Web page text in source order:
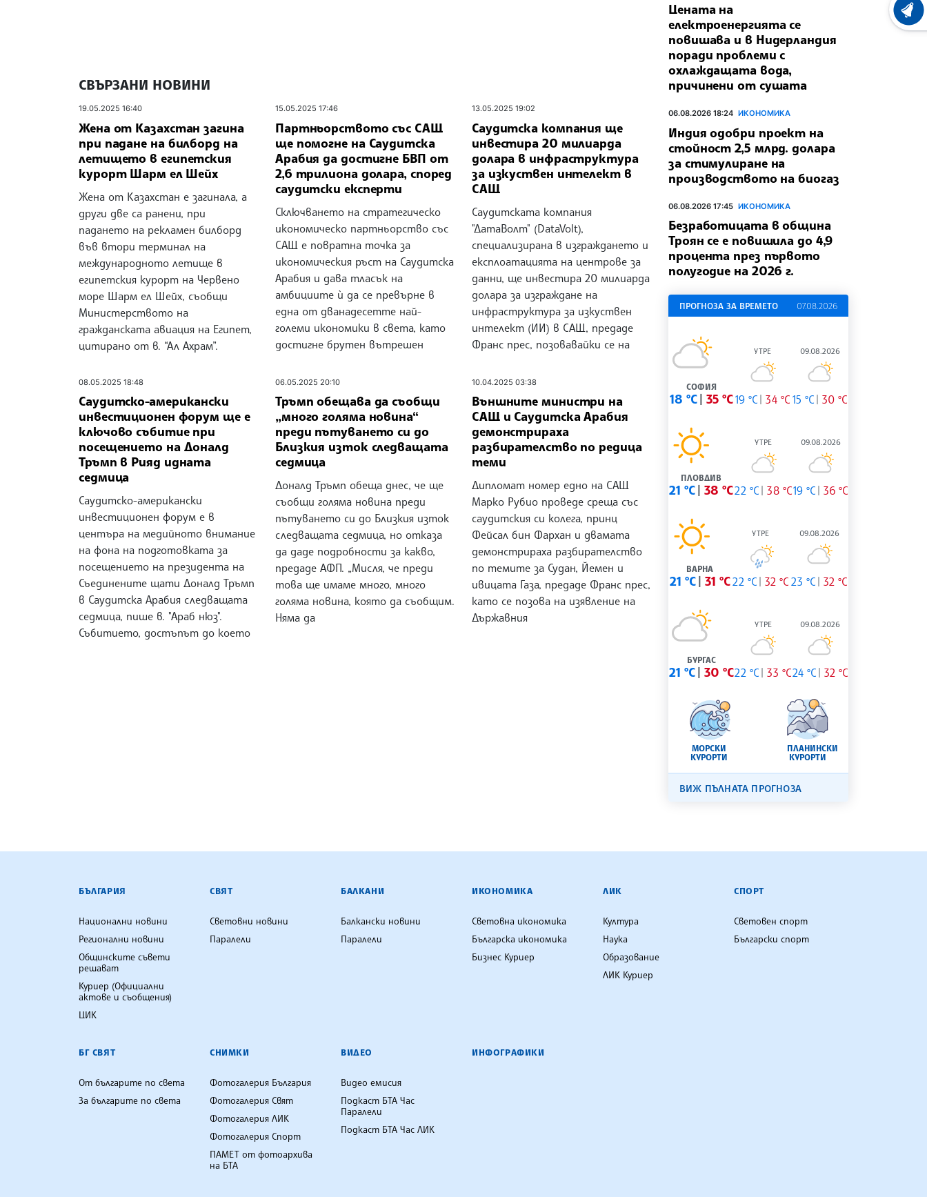
СВЪРЗАНИ НОВИНИ
19.05.2025 16:40
Жена от Казахстан загина
при падане на билборд на
летището в египетския
курорт Шарм ел Шейх
Жена от Казахстан е загинала, а
други две са ранени, при
падането на рекламен билборд
във втори терминал на
международното летище в
египетския курорт на Червено
море Шарм ел Шейх, съобщи
Министерството на
гражданската авиация на Египет,
цитирано от в. “Ал Ахрам”.
15.05.2025 17:46
Партньорството със САЩ
ще помогне на Саудитска
Арабия да достигне БВП от
2,6 трилиона долара, според
саудитски експерти
Сключването на стратегическо
икономическо партньорство със
САЩ е повратна точка за
икономическия ръст на Саудитска
Арабия и дава тласък на
амбициите ѝ да се превърне в
една от дванадесетте най-
големи икономики в света, като
достигне брутен вътрешен
13.05.2025 19:02
Саудитска компания ще
инвестира 20 милиарда
долара в инфраструктура
за изкуствен интелект в
САЩ
Саудитската компания
"ДатаВолт" (DataVolt),
специализирана в изграждането и
експлоатацията на центрове за
данни, ще инвестира 20 милиарда
долара за изграждане на
инфраструктура за изкуствен
интелект (ИИ) в САЩ, предаде
Франс прес, позовавайки се на
08.05.2025 18:48
Саудитско-американски
инвестиционен форум ще е
ключово събитие при
посещението на Доналд
Тръмп в Рияд идната
седмица
Саудитско-американски
инвестиционен форум е в
центъра на медийното внимание
на фона на подготовката за
посещението на президента на
Съединените щати Доналд Тръмп
в Саудитска Арабия следващата
седмица, пише в. "Араб нюз".
Събитието, достъпът до което
06.05.2025 20:10
Тръмп обещава да съобщи
„много голяма новина“
преди пътуването си до
Близкия изток следващата
седмица
Доналд Тръмп обеща днес, че ще
съобщи голяма новина преди
пътуването си до Близкия изток
следващата седмица, но отказа
да даде подробности за какво,
предаде АФП. „Мисля, че преди
това ще имаме много, много
голяма новина, която да съобщим.
Няма да
10.04.2025 03:38
Външните министри на
САЩ и Саудитска Арабия
демонстрираха
разбирателство по редица
теми
Дипломат номер едно на САЩ
Марко Рубио проведе среща със
саудитския си колега, принц
Фейсал бин Фархан и двамата
демонстрираха разбирателство
по темите за Судан, Йемен и
ивицата Газа, предаде Франс прес,
като се позова на изявление на
Държавния
Цената на
електроенергията се
повишава и в Нидерландия
поради проблеми с
охлаждащата вода,
причинени от сушата
06.08.2026 18:24 ИКОНОМИКА
Индия одобри проект на
стойност 2,5 млрд. долара
за стимулиране на
производството на биогаз
06.08.2026 17:45 ИКОНОМИКА
Безработицата в община
Троян се е повишила до 4,9
процента през първото
полугодие на 2026 г.
ПРОГНОЗА ЗА ВРЕМЕТО 07.08.2026
СОФИЯ
18 °C 35 °C
УТРЕ
19 °C 34 °C
09.08.2026
15 °C 30 °C
ПЛОВДИВ
21 °C 38 °C
УТРЕ
22 °C 38 °C
09.08.2026
19 °C 36 °C
ВАРНА
21 °C 31 °C
УТРЕ
22 °C 32 °C
09.08.2026
23 °C 32 °C
БУРГАС
21 °C 30 °C
УТРЕ
22 °C 33 °C
09.08.2026
24 °C 32 °C
МОРСКИ
КУРОРТИ
ПЛАНИНСКИ
КУРОРТИ
ВИЖ ПЪЛНАТА ПРОГНОЗА
БЪЛГАРСКА ТЕЛЕГРАФНА АГЕНЦИЯ
БЪЛГАРИЯ
Национални новини
Регионални новини
Общинските съвети
решават
Куриер (Официални
актове и съобщения)
ЦИК
СВЯТ
Световни новини
Паралели
БАЛКАНИ
Балкански новини
Паралели
ИКОНОМИКА
Световна икономика
Българска икономика
Бизнес Куриер
ЛИК
Култура
Наука
Образование
ЛИК Куриер
СПОРТ
Световен спорт
Български спорт
БГ СВЯТ
От българите по света
За българите по света
СНИМКИ
Фотогалерия България
Фотогалерия Свят
Фотогалерия ЛИК
Фотогалерия Спорт
ПАМЕТ от фотоархива
на БТА
ВИДЕО
Видео емисия
Подкаст БТА Час
Паралели
Подкаст БТА Час ЛИК
ИНФОГРАФИКИ